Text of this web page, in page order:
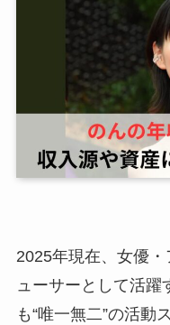
2025年現在、女優
ューサーとして活躍
も“唯一無二”の活動